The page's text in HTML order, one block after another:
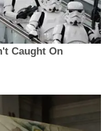
Caught On